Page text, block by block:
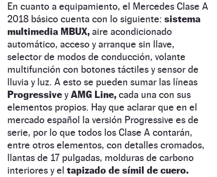
En cuanto a equipamiento, el Mercedes Clase A
2018 básico cuenta con lo siguiente: sistema
multimedia MBUX, aire acondicionado
automático, acceso y arranque sin llave,
selector de modos de conducción, volante
multifunción con botones táctiles y sensor de
lluvia y luz. A esto se pueden sumar las líneas
Progressive yAMG Line, cada una con sus
elementos propios. Hay que aclarar que en el
mercado español la versión Progressive es de
serie, por lo que todos los Clase A contarán,
entre otros elementos, con detalles cromados,
llantas de 17 pulgadas, molduras de carbono
interiores y el tapizado de símil de cuero.